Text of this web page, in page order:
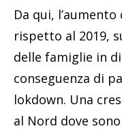
Da qui,
rispetto al 2019,
delle famiglie in
conseguenza di
lokdown. Una
al Nord dove